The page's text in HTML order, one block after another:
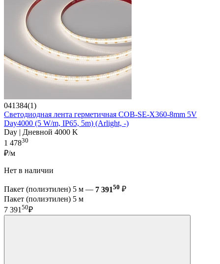
041384(1)
Светодиодная лента герметичная COB-SE-X360-8mm 5V
Day4000 (5 W/m, IP65, 5m) (Arlight, -)
Day | Дневной 4000 K
1 47830
₽/м
Нет в наличии
Пакет (полиэтилен) 5 м — 7 39150 ₽
Пакет (полиэтилен) 5 м
7 391 50₽